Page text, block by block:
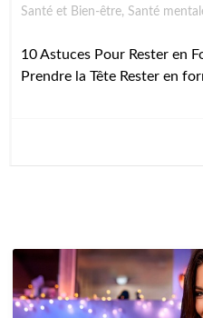
Santé et Bien-être, Santé
10 Astuces Pour Rester en
Prendre la Tête Rester en